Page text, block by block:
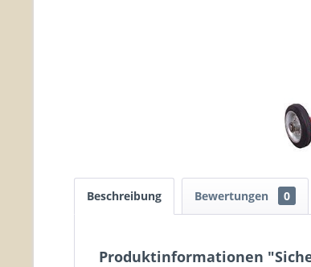
Beschreibung Bewertungen 0
Produktinformationen